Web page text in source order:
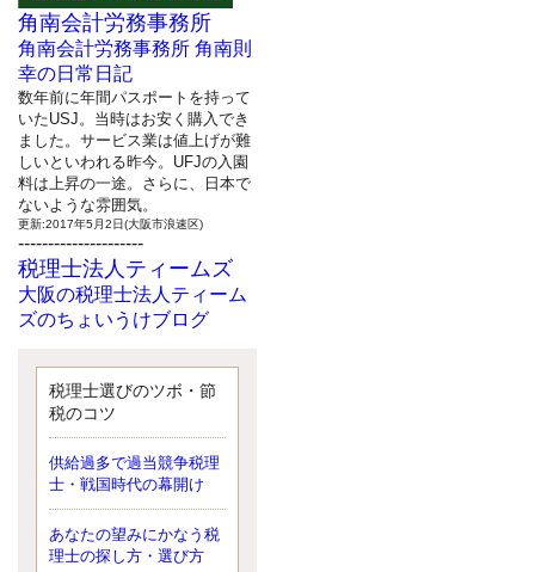
角南会計労務事務所
角南会計労務事務所 角南則
幸の日常日記
数年前に年間パスポートを持って
いたUSJ。当時はお安く購入でき
ました。サービス業は値上げが難
しいといわれる昨今。UFJの入園
料は上昇の一途。さらに、日本で
ないような雰囲気。
更新:2017年5月2日(大阪市浪速区)
---------------------
税理士法人ティームズ
大阪の税理士法人ティーム
ズのちょいうけブログ
なったことに気付いた、税理士の
北井です。寂しいです。 先日、テ
ィームズイベントとしてバーベキ
ップしようと思いましたが、そこ
はセンスある後のブロガーに任せ
ようと思います。
更新:2017年5月1日(大阪市北区)
---------------------
サクセス会計事務所
税理士選びのツボ・節
税のコツ
供給過多で過当競争税理
士・戦国時代の幕開け
あなたの望みにかなう税
理士の探し方・選び方